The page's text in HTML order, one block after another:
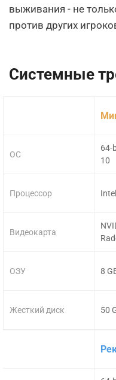
выживания - не
против других
Системные
ОС
Процессор
Видеокарта
ОЗУ
Жесткий диск
64-
10
8
50